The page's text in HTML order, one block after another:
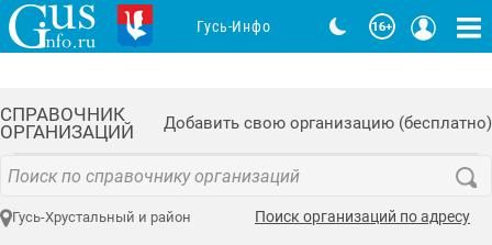
СПРАВОЧНИК
ОРГАНИЗАЦИЙ
Добавить свою организацию (бесплатно)
Гусь-Хрустальный и район Поиск организаций по адресу
Гусь-Инфо